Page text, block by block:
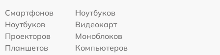
Смартфонов
Ноутбуков
Ноутбуков
Видеокарт
Проекторов
Моноблоков
Планшетов
Компьютеров